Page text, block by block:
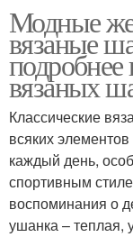
Модные
вязаные
вязаных
Классические
всяких
каждый день,
спортивным
воспоминания о
ушанка – теплая,